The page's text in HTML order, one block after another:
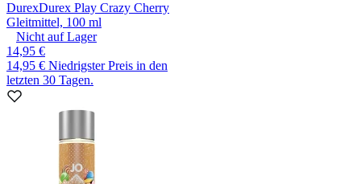
DurexDurex Play Crazy Cherry
Gleitmittel, 100 ml
Nicht auf Lager
14,95 €
14,95 € Niedrigster Preis in den
letzten 30 Tagen.